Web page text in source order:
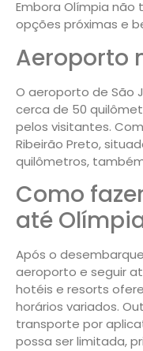
Embora Olímpia não
opções próximas e
Aeroporto
O aeroporto de São
cerca de 50
pelos visitantes.
Ribeirão Preto,
quilômetros,
Como
até
Após o
aeroporto e seguir
hotéis e resorts
horários variados.
transporte por
possa ser limitada,